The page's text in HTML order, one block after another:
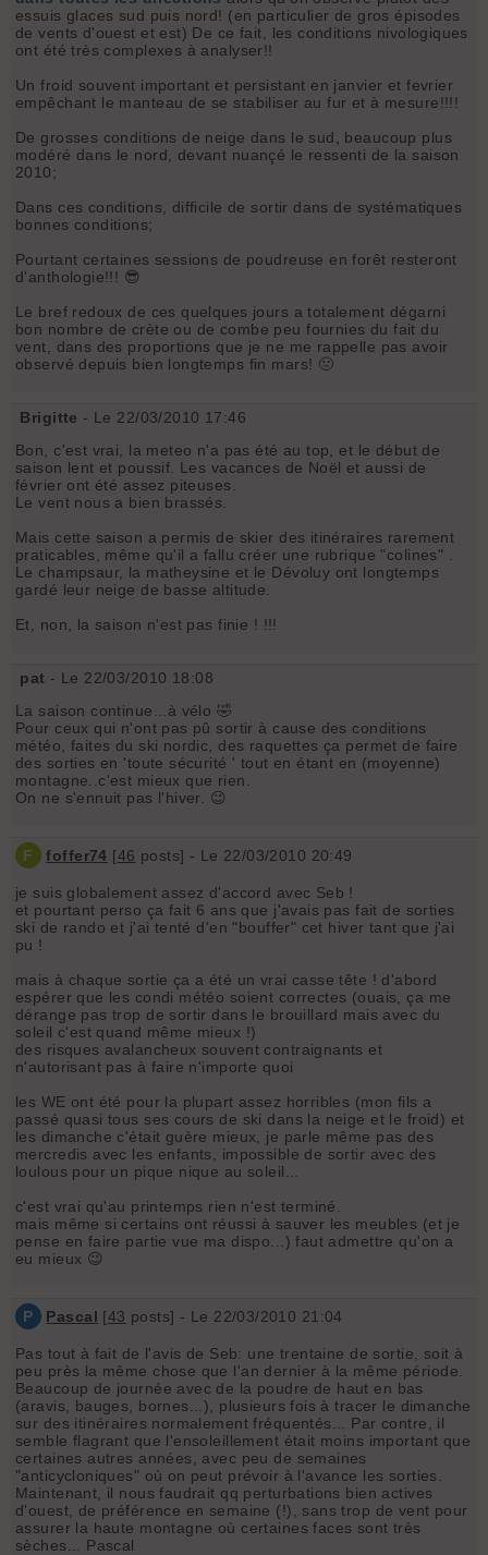
essuis glaces sud puis nord! (en particulier de gros épisodes
de vents d'ouest et est) De ce fait, les conditions nivologiques
ont été très complexes à analyser!!
Un froid souvent important et persistant en janvier et fevrier
empêchant le manteau de se stabiliser au fur et à mesure!!!!
De grosses conditions de neige dans le sud, beaucoup plus
modéré dans le nord, devant nuançé le ressenti de la saison
2010;
Dans ces conditions, difficile de sortir dans de systématiques
bonnes conditions;
Pourtant certaines sessions de poudreuse en forêt resteront
d'anthologie!!! 😎
Le bref redoux de ces quelques jours a totalement dégarni
bon nombre de crète ou de combe peu fournies du fait du
vent, dans des proportions que je ne me rappelle pas avoir
observé depuis bien longtemps fin mars! 🤢
Brigitte - Le 22/03/2010 17:46
Bon, c'est vrai, la meteo n'a pas été au top, et le début de
saison lent et poussif. Les vacances de Noël et aussi de
février ont été assez piteuses.
Le vent nous a bien brassés.
Mais cette saison a permis de skier des itinéraires rarement
praticables, même qu'il a fallu créer une rubrique "colines" .
Le champsaur, la matheysine et le Dévoluy ont longtemps
gardé leur neige de basse altitude.
Et, non, la saison n'est pas finie ! !!!
pat - Le 22/03/2010 18:08
La saison continue...à vélo 🤣
Pour ceux qui n'ont pas pû sortir à cause des conditions
météo, faites du ski nordic, des raquettes ça permet de faire
des sorties en 'toute sécurité ' tout en étant en (moyenne)
montagne..c'est mieux que rien.
On ne s'ennuit pas l'hiver. 😉
F foffer74 [46 posts] - Le 22/03/2010 20:49
je suis globalement assez d'accord avec Seb !
et pourtant perso ça fait 6 ans que j'avais pas fait de sorties
ski de rando et j'ai tenté d'en "bouffer" cet hiver tant que j'ai
pu !
mais à chaque sortie ça a été un vrai casse tête ! d'abord
espérer que les condi météo soient correctes (ouais, ça me
dérange pas trop de sortir dans le brouillard mais avec du
soleil c'est quand même mieux !)
des risques avalancheux souvent contraignants et
n'autorisant pas à faire n'importe quoi
les WE ont été pour la plupart assez horribles (mon fils a
passé quasi tous ses cours de ski dans la neige et le froid) et
les dimanche c'était guère mieux, je parle même pas des
mercredis avec les enfants, impossible de sortir avec des
loulous pour un pique nique au soleil...
c'est vrai qu'au printemps rien n'est terminé.
mais même si certains ont réussi à sauver les meubles (et je
pense en faire partie vue ma dispo...) faut admettre qu'on a
eu mieux 😉
P Pascal [43 posts] - Le 22/03/2010 21:04
Pas tout à fait de l'avis de Seb: une trentaine de sortie, soit à
peu près la même chose que l'an dernier à la même période.
Beaucoup de journée avec de la poudre de haut en bas
(aravis, bauges, bornes...), plusieurs fois à tracer le dimanche
sur des itinéraires normalement fréquentés... Par contre, il
semble flagrant que l'ensoleillement était moins important que
certaines autres années, avec peu de semaines
"anticycloniques" où on peut prévoir à l'avance les sorties.
Maintenant, il nous faudrait qq perturbations bien actives
d'ouest, de préférence en semaine (!), sans trop de vent pour
assurer la haute montagne où certaines faces sont très
sèches... Pascal